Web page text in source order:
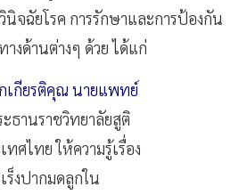
นิจฉัยโรค การรักษาและการป้องกัน
งด้านต่างๆ ด้วย ได้แก่
เกียรติคุณ นายแพทย์
ธานราชวิทยาลัยสูติ
ศไทย ให้ความรู้เรื่อง
ร็งปากมดลูกใน